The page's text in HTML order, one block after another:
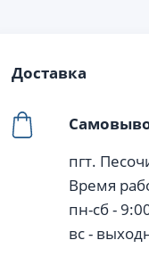
Доставка
пгт.
Время
пн-сб -
вс -